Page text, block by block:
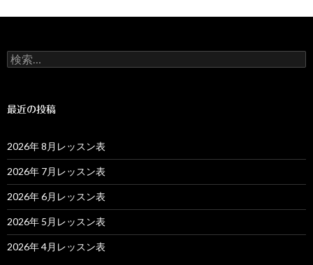
検
索:
最近の投稿
2026年 8月レッスン表
2026年 7月レッスン表
2026年 6月レッスン表
2026年 5月レッスン表
2026年 4月レッスン表